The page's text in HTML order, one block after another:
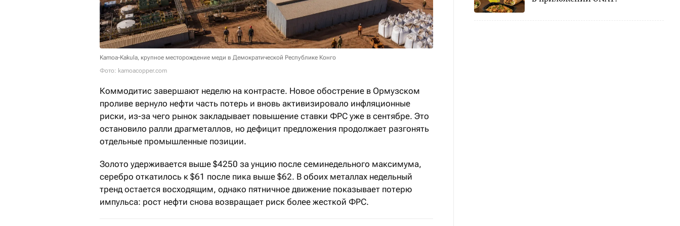
Kamoa-Kakula, крупное месторождение меди в Демократической Республике Конго
Фото: kamoacopper.com
Коммодитис завершают неделю на контрасте. Новое обострение в Ормузском
проливе вернуло нефти часть потерь и вновь активизировало инфляционные
риски, из-за чего рынок закладывает повышение ставки ФРС уже в сентябре. Это
остановило ралли драгметаллов, но дефицит предложения продолжает разгонять
отдельные промышленные позиции.
Золото удерживается выше $4250 за унцию после семинедельного максимума,
серебро откатилось к $61 после пика выше $62. В обоих металлах недельный
тренд остается восходящим, однако пятничное движение показывает потерю
импульса: рост нефти снова возвращает риск более жесткой ФРС.